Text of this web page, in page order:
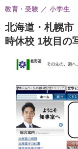
北海道・札幌市
時休校 1枚目の
教育・受験 小学生